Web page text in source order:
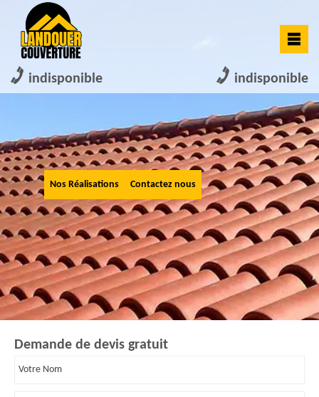
indisponible indisponible
Nos Réalisations Contactez nous
Demande de devis gratuit